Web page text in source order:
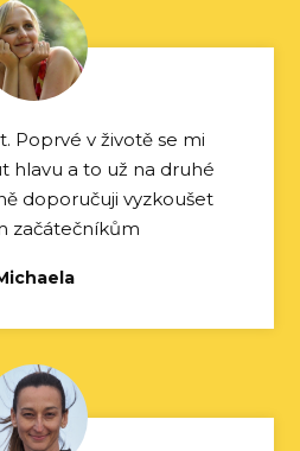
Poprvé v životě se mi
hlavu a to už na druhé
doporučuji vyzkoušet
začátečníkům